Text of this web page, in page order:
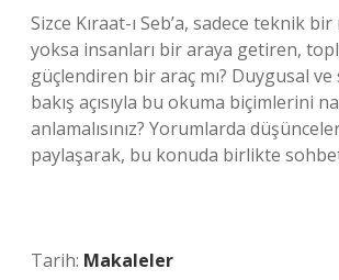
Sizce Kıraat-ı Seb’a, sadece teknik
yoksa insanları bir araya getiren,
güçlendiren bir araç mı? Duygusal
bakış açısıyla bu okuma biçimlerini
anlamalısınız? Yorumlarda
paylaşarak, bu konuda birlikte
Tarih: Makaleler